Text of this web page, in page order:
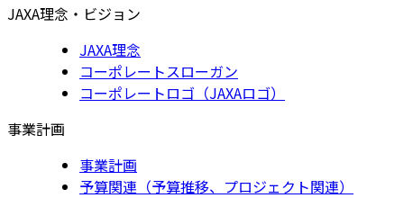
JAXA理念・ビジョン
JAXA理念
コーポレートスローガン
コーポレートロゴ（JAXAロゴ）
事業計画
事業計画
予算関連（予算推移、プロジェクト関連）